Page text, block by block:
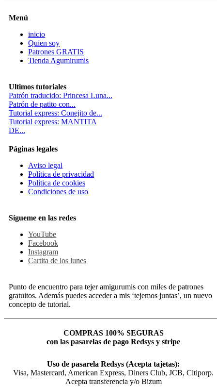
Menú
inicio
Quien soy
Patrones GRATIS
Tienda Agumirumis
Ultimos tutoriales
Patrón traducido: Princesa Luna...
Patrón de patito con...
Tutorial express: Conejito de...
Tutorial express: MANTITA
DE...
Páginas legales
Aviso legal
Política de privacidad
Política de cookies
Condiciones de uso
Sígueme en las redes
YouTube
Facebook
Instagram
Cartita de los lunes
Punto de encuentro para tejer amigurumis con miles de patrones
gratuitos. Además puedes acceder a mis ‘tejemos juntas’, un nuevo
concepto de tutorial.
COMPRAS 100% SEGURAS
con las pasarelas de pago Redsys y stripe
Uso de pasarela Redsys (Acepta tajetas):
Visa, Mastercard, American Express, Diners Club, JCB, Citiporp.
Acepta transferencia y/o Bizum